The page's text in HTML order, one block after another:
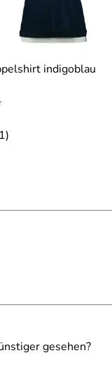
indigoblau
gesehen?